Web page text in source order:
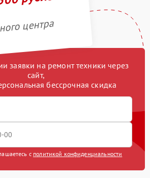
центра
заявки на ремонт техники через
сайт,
бессрочная скидка
с политикой конфиденциальности